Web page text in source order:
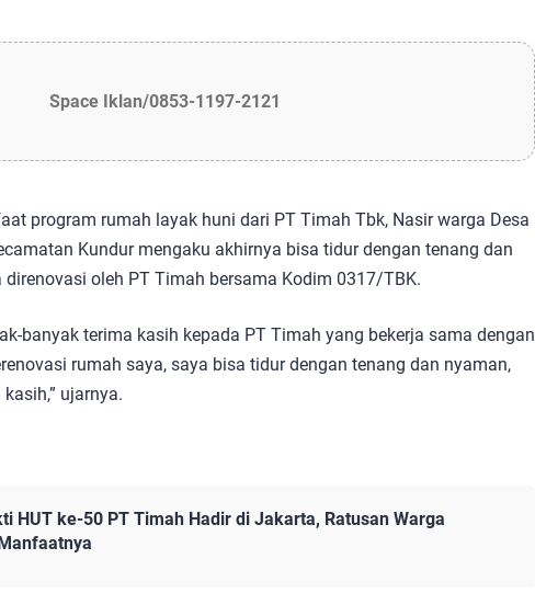
Space Iklan/0853-1197-2121
program rumah layak huni dari PT Timah Tbk, Nasir warga Desa
Kundur mengaku akhirnya bisa tidur dengan tenang dan
oleh PT Timah bersama Kodim 0317/TBK.
banyak terima kasih kepada PT Timah yang bekerja sama dengan
rumah saya, saya bisa tidur dengan tenang dan nyaman,
ujarnya.
HUT ke-50 PT Timah Hadir di Jakarta, Ratusan Warga